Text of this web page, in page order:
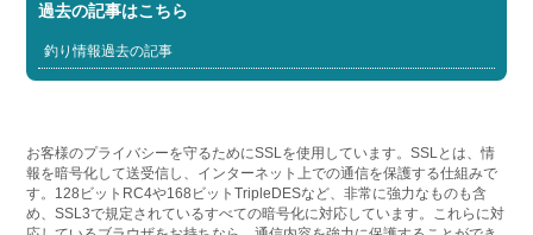
過去の記事はこちら
釣り情報過去の記事
お客様のプライバシーを守るためにSSLを使用しています。SSLとは、情
報を暗号化して送受信し、インターネット上での通信を保護する仕組みで
す。128ビットRC4や168ビットTripleDESなど、非常に強力なものも含
め、SSL3で規定されているすべての暗号化に対応しています。これらに対